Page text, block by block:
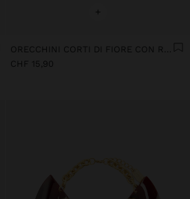
+
ORECCHINI CORTI DI FIORE CON RILIEVO
CHF 15,90